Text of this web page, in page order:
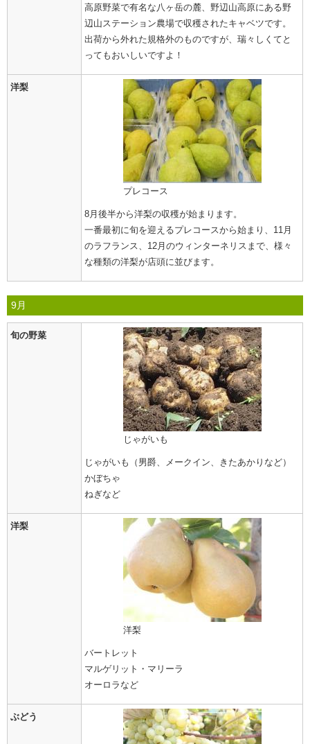
高原野菜で有名な八ヶ岳の麓、野辺山高原にある野
辺山ステーション農場で収穫されたキャベツです。
出荷から外れた規格外のものですが、瑞々しくてと
ってもおいしいですよ！
洋梨
プレコース
8月後半から洋梨の収穫が始まります。
一番最初に旬を迎えるプレコースから始まり、11月
のラフランス、12月のウィンターネリスまで、様々
な種類の洋梨が店頭に並びます。
9月
旬の野菜
じゃがいも
じゃがいも（男爵、メークイン、きたあかりなど）
かぼちゃ
ねぎなど
洋梨
洋梨
バートレット
マルゲリット・マリーラ
オーロラなど
ぶどう